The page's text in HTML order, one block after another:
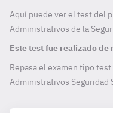
Aquí puede ver el test del
Administrativos de la
Este test fue realizado de
Repasa el examen tipo
Administrativos Seguridad